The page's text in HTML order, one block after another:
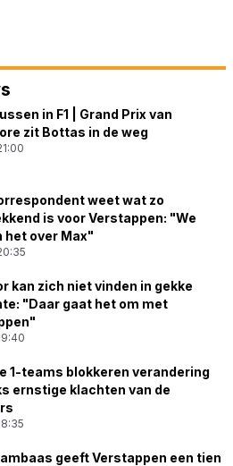
in F1 | Grand Prix van
zit Bottas in de weg
weet wat zo
is voor Verstappen: "We
het over Max"
kan zich niet vinden in gekke
"Daar gaat het om met
1-teams blokkeren verandering
ernstige klachten van de
geeft Verstappen een tien